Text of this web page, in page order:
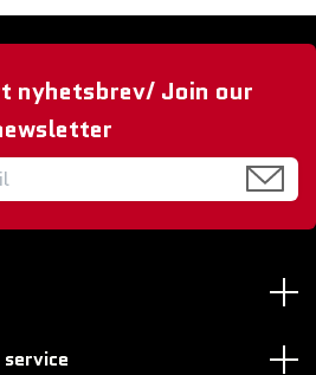
nyhetsbrev/ Join our